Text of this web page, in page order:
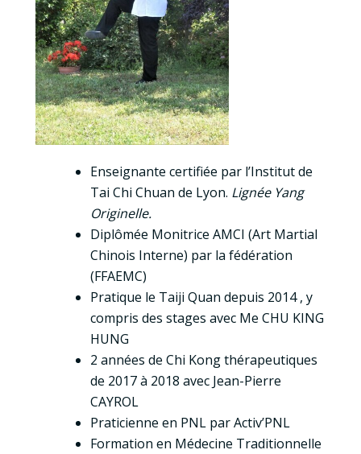
Enseignante certifiée par l’Institut de
Tai Chi Chuan de Lyon. Lignée Yang
Originelle.
Diplômée Monitrice AMCI (Art Martial
Chinois Interne) par la fédération
(FFAEMC)
Pratique le Taiji Quan depuis 2014 , y
compris des stages avec Me CHU KING
HUNG
2 années de Chi Kong thérapeutiques
de 2017 à 2018 avec Jean-Pierre
CAYROL
Praticienne en PNL par Activ’PNL
Formation en Médecine Traditionnelle